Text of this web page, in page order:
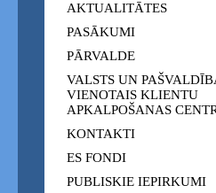
AKTUALITĀTES
PASĀKUMI
PĀRVALDE
VALSTS UN
VIENOTAIS KLIENTU
APKALPOŠANAS
KONTAKTI
ES FONDI
PUBLISKIE IEPIRKUMI